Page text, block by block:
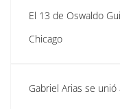
El 13 de Oswaldo
Chicago
Gabriel Arias se